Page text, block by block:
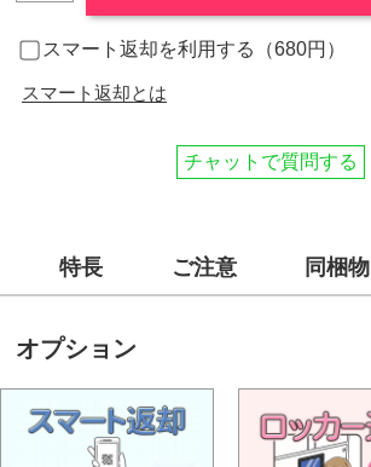
スマート返却を利用する（680円）
スマート返却とは
チャットで質問する
特長 ご注意 同梱物
オプション